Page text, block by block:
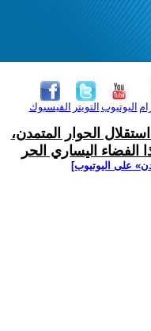
الفيسبوك التويتر اليوتيوب
الحوار المتمدن،
اليساري الحر
على اليوتيوب]